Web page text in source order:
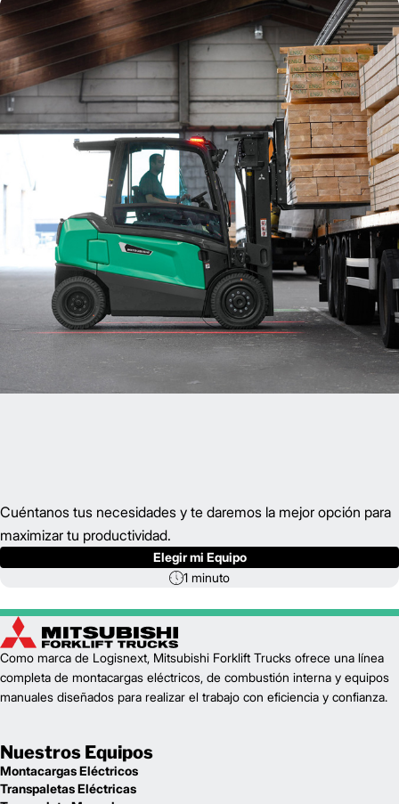
Cuéntanos tus necesidades y te daremos la mejor opción para
maximizar tu productividad.
Elegir mi Equipo
1 minuto
Como marca de Logisnext, Mitsubishi Forklift Trucks ofrece una línea
completa de montacargas eléctricos, de combustión interna y equipos
manuales diseñados para realizar el trabajo con eficiencia y confianza.
Nuestros Equipos
Montacargas Eléctricos
Transpaletas Eléctricas